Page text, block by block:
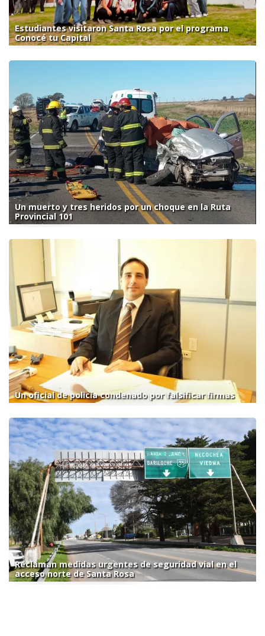
Estudiantes visitaron Santa Rosa por el programa
Conocé tu Capital
Un muerto y tres heridos por un choque en la Ruta
Provincial 101
Un oficial de policía condenado por falsificar firmas
Reclaman medidas urgentes de seguridad vial en el
acceso norte de Santa Rosa